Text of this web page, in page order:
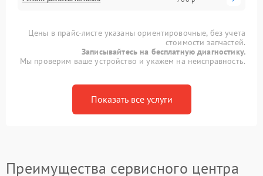
Цены в прайс-листе указаны ориентировочные, без учета
стоимости запчастей.
Записывайтесь на бесплатную диагностику.
Мы проверим ваше устройство и укажем на неисправность.
Показать все услуги
Преимущества сервисного центра